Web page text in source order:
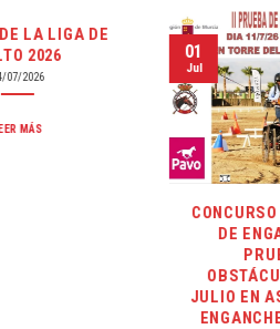
CONCURSO TERRITORIAL
DE ENGANCHES (II
OBSTÁCULOS), 11 DE
JULIO EN ASOCIACIÓN DE
ENGANCHES DE LORCA
01